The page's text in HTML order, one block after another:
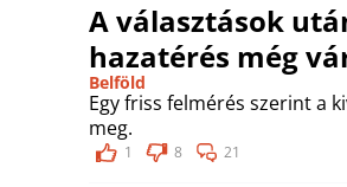
A választások
hazatérés még
Belföld
Egy friss felmérés szerint a
meg.
1 8 21